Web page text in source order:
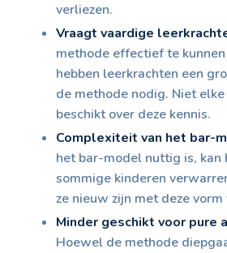
verliezen.
Vraagt vaardige
methode effectief te
hebben leerkrachten een
de methode nodig. Niet
beschikt over deze kennis.
Complexiteit van het bar-
het bar-model nuttig is, kan
sommige kinderen
ze nieuw zijn met deze
Minder geschikt voor pure
Hoewel de methode